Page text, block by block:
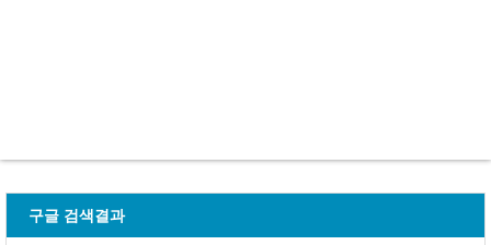
구글 검색결과